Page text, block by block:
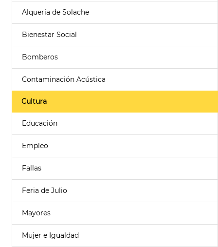
Alquería de Solache
Bienestar Social
Bomberos
Contaminación Acústica
Cultura
Educación
Empleo
Fallas
Feria de Julio
Mayores
Mujer e Igualdad